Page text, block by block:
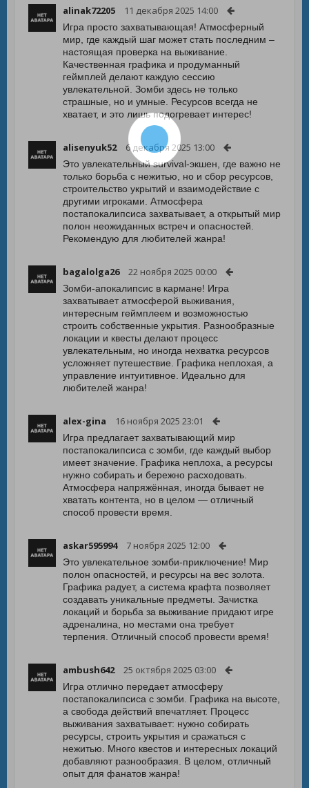
alinak72205 11 декабря 2025 14:00
Игра просто захватывающая! Атмосферный
мир, где каждый шаг может стать последним –
настоящая проверка на выживание.
Качественная графика и продуманный
геймплей делают каждую сессию
увлекательной. Зомби здесь не только
страшные, но и умные. Ресурсов всегда не
хватает, и это лишь подогревает интерес!
alisenyuk52 6 декабря 2025 13:00
Это увлекательный survival-экшен, где важно не
только борьба с нежитью, но и сбор ресурсов,
строительство укрытий и взаимодействие с
другими игроками. Атмосфера
постапокалипсиса захватывает, а открытый мир
полон неожиданных встреч и опасностей.
Рекомендую для любителей жанра!
bagalolga26 22 ноября 2025 00:00
Зомби-апокалипсис в кармане! Игра
захватывает атмосферой выживания,
интересным геймплеем и возможностью
строить собственные укрытия. Разнообразные
локации и квесты делают процесс
увлекательным, но иногда нехватка ресурсов
усложняет путешествие. Графика неплохая, а
управление интуитивное. Идеально для
любителей жанра!
alex-gina 16 ноября 2025 23:01
Игра предлагает захватывающий мир
постапокалипсиса с зомби, где каждый выбор
имеет значение. Графика неплоха, а ресурсы
нужно собирать и бережно расходовать.
Атмосфера напряжённая, иногда бывает не
хватать контента, но в целом — отличный
способ провести время.
askar595994 7 ноября 2025 12:00
Это увлекательное зомби-приключение! Мир
полон опасностей, и ресурсы на вес золота.
Графика радует, а система крафта позволяет
создавать уникальные предметы. Зачистка
локаций и борьба за выживание придают игре
адреналина, но местами она требует
терпения. Отличный способ провести время!
ambush642 25 октября 2025 03:00
Игра отлично передает атмосферу
постапокалипсиса с зомби. Графика на высоте,
а свобода действий впечатляет. Процесс
выживания захватывает: нужно собирать
ресурсы, строить укрытия и сражаться с
нежитью. Много квестов и интересных локаций
добавляют разнообразия. В целом, отличный
опыт для фанатов жанра!